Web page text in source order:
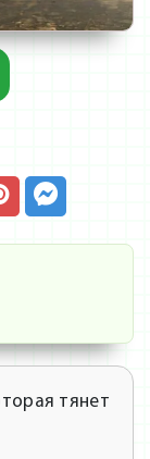
тянет